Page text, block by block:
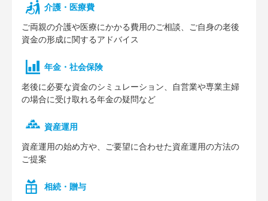
介護・医療費
ご両親の介護や医療にかかる費⽤のご相談、ご⾃⾝の⽼後
資⾦の形成に関するアドバイス
年⾦・社会保険
⽼後に必要な資⾦のシミュレーション、⾃営業や専業主婦
の場合に受け取れる年⾦の疑問など
資産運用
資産運⽤の始め⽅や、ご要望に合わせた資産運⽤の⽅法の
ご提案
相続・贈与